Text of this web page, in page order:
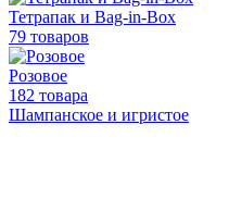
Тетрапак и Bag-in-Box
79 товаров
Розовое
182 товара
Шампанское и игристое